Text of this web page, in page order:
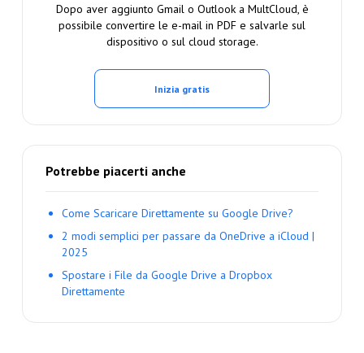
Dopo aver aggiunto Gmail o Outlook a MultCloud, è
possibile convertire le e-mail in PDF e salvarle sul
dispositivo o sul cloud storage.
Inizia gratis
Potrebbe piacerti anche
Come Scaricare Direttamente su Google Drive?
2 modi semplici per passare da OneDrive a iCloud |
2025
Spostare i File da Google Drive a Dropbox
Direttamente